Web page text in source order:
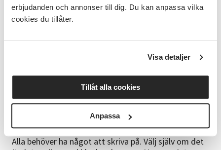
erbjudanden och annonser till dig. Du kan anpassa vilka
cookies du tillåter.
Visa detaljer
Tillåt alla cookies
Anpassa
Innehåll
• Noveller
Studiematerial
Alla behöver ha något att skriva på. Välj själv om det